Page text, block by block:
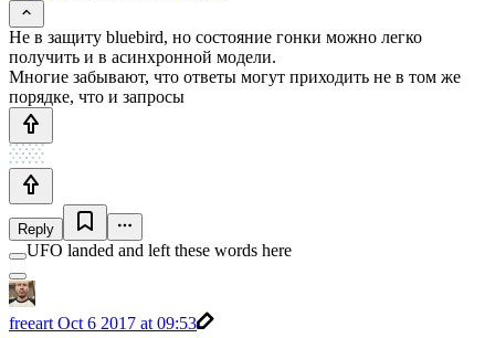
Не в защиту bluebird, но состояние гонки можно легко
получить и в асинхронной модели.
Многие забывают, что ответы могут приходить не в том же
порядке, что и запросы
Reply
UFO landed and left these words here
freeart Oct 6 2017 at 09:53